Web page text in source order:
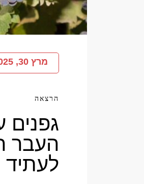
מרץ 30, 2025
הרצאה
גפנים
העבר
לעתיד